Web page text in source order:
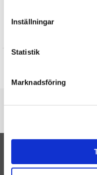
Inställningar
Statistik
Marknadsföring
Quiznödig –